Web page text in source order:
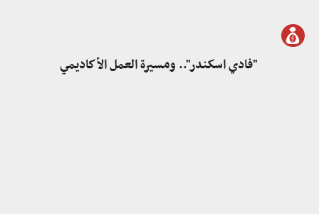
"فادي اسكندر".. ومسيرة العمل الأكاديمي